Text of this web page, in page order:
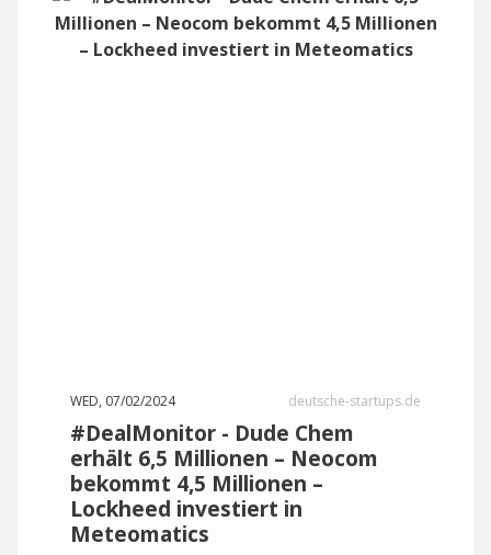
WED, 07/02/2024 deutsche-startups.de
#DealMonitor - Dude Chem
erhält 6,5 Millionen – Neocom
bekommt 4,5 Millionen –
Lockheed investiert in
Meteomatics